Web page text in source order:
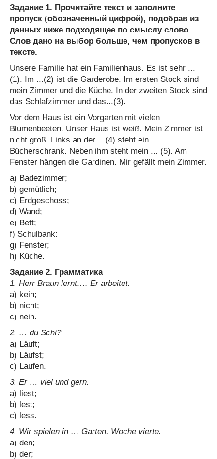
Задание 1. Прочитайте текст и заполните
пропуск (обозначенный цифрой), подобрав из
данных ниже подходящее по смыслу слово.
Слов дано на выбор больше, чем пропусков в
тексте.
Unsere Familie hat ein Familienhaus. Es ist sehr ...
(1). Im ...(2) ist die Garderobe. Im ersten Stock sind
mein Zimmer und die Küche. In der zweiten Stock sind
das Schlafzimmer und das...(3).
Vor dem Haus ist ein Vorgarten mit vielen
Blumenbeeten. Unser Haus ist weiß. Mein Zimmer ist
nicht groß. Links an der ...(4) steht ein
Bücherschrank. Neben ihm steht mein ... (5). Am
Fenster hängen die Gardinen. Mir gefällt mein Zimmer.
a) Badezimmer;
b) gemütlich;
c) Erdgeschoss;
d) Wand;
e) Bett;
f) Schulbank;
g) Fenster;
h) Küche.
Задание 2. Грамматика
1. Herr Braun lernt…. Er arbeitet.
a) kein;
b) nicht;
c) nein.
2. … du Schi?
a) Läuft;
b) Läufst;
c) Laufen.
3. Er … viel und gern.
a) liest;
b) lest;
c) less.
4. Wir spielen in … Garten. Woche vierte.
a) den;
b) der;